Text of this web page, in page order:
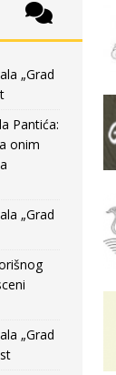
„Grad
Pantića:
onim
„Grad
„Grad